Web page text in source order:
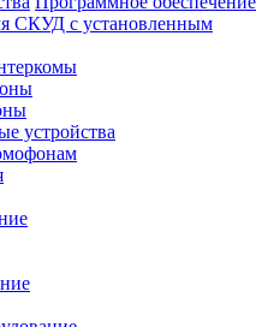
СКУД с установленным
устройства